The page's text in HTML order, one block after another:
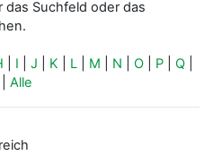
das Suchfeld oder das
I J K L M N O P Q
Alle